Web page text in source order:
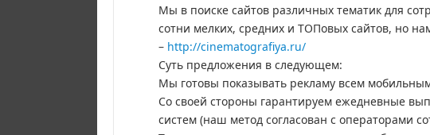
Мы в поиске сайтов различных тематик для
сотни мелких, средних и ТОПовых сайтов, но
– http://cinematografiya.ru/
Суть предложения в следующем:
Мы готовы показывать рекламу всем
Со своей стороны гарантируем ежедневные
систем (наш метод согласован с операторами